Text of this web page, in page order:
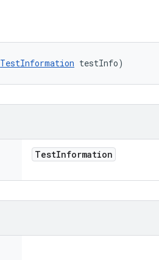
TestInformation testInfo)
TestInformation